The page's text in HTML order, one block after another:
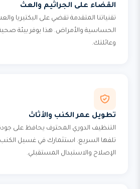
القضاء على الجراثيم والعث
تقنياتنا المتقدمة تقضي على البكتيريا
الحساسية والأمراض. هذا يوفر بيئة
وعائلتك.
تطويل عمر الكنب والأثاث
التنظيف الدوري المحترف يحافظ على
تلفها السريع. استثمارك في غسيل الكنب
الإصلاح والاستبدال المستقبلي.